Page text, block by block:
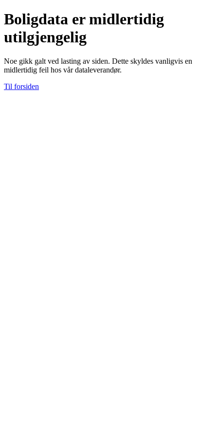
Boligdata er midlertidig
utilgjengelig
Noe gikk galt ved lasting av siden. Dette skyldes vanligvis en
midlertidig feil hos vår dataleverandør.
Til forsiden